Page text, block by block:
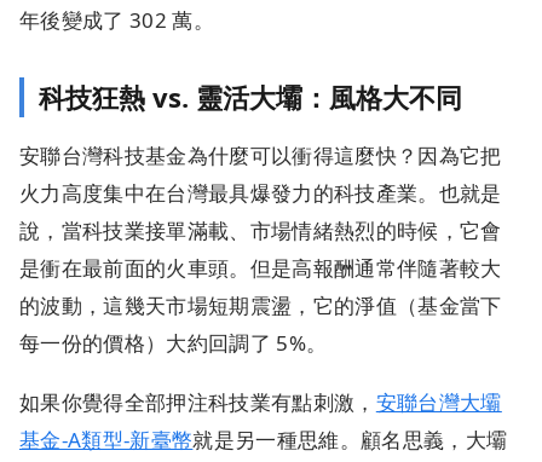
年後變成了 302 萬。
科技狂熱 vs. 靈活大壩：風格大不同
安聯台灣科技基金為什麼可以衝得這麼快？因為它把
火力高度集中在台灣最具爆發力的科技產業。也就是
說，當科技業接單滿載、市場情緒熱烈的時候，它會
是衝在最前面的火車頭。但是高報酬通常伴隨著較大
的波動，這幾天市場短期震盪，它的淨值（基金當下
每一份的價格）大約回調了 5%。
如果你覺得全部押注科技業有點刺激， 安聯台灣大壩
基金-A類型-新臺幣就是另一種思維。顧名思義，大壩